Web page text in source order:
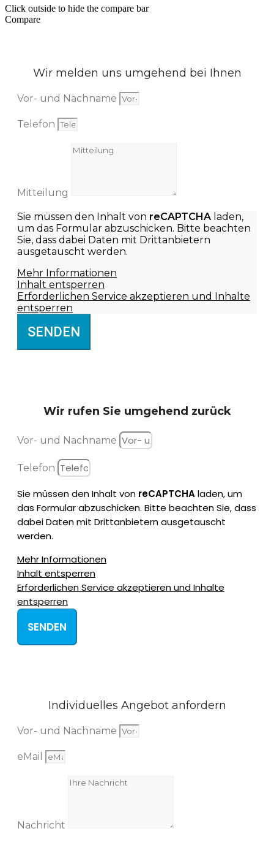
Click outside to hide the compare bar
Compare
Wir melden uns umgehend bei Ihnen
Vor- und Nachname
Telefon
Mitteilung
Sie müssen den Inhalt von reCAPTCHA laden,
um das Formular abzuschicken. Bitte beachten
Sie, dass dabei Daten mit Drittanbietern
ausgetauscht werden.
Mehr Informationen
Inhalt entsperren
Erforderlichen Service akzeptieren und Inhalte
entsperren
SENDEN
Wir rufen Sie umgehend zurück
Vor- und Nachname
Telefon
Sie müssen den Inhalt von reCAPTCHAladen, um
das Formular abzuschicken. Bitte beachten Sie, dass
dabei Daten mit Drittanbietern ausgetauscht
werden.
Mehr Informationen
Inhalt entsperren
Erforderlichen Service akzeptieren und Inhalte
entsperren
SENDEN
Individuelles Angebot anfordern
Vor- und Nachname
eMail
Nachricht